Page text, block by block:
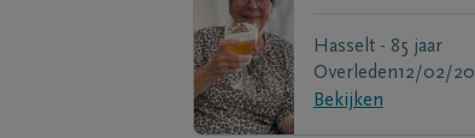
Hasselt - 85 jaar
Overleden12/02/
Bekijken